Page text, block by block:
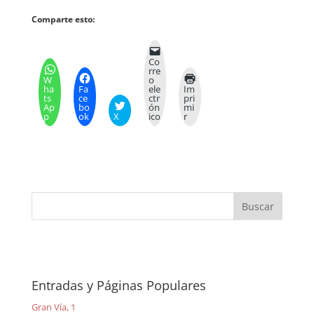
Comparte esto:
W
ha
ts
Ap
p
Fa
ce
bo
ok X
Co
rre
o
ele
ctr
ón
ico
Im
pri
mi
r
Entradas y Páginas Populares
Gran Vía, 1